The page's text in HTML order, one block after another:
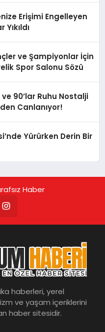
Erişimi Engelleyen
ve Şampiyonlar İçin
Spor Salonu Sözü
ve 90’lar Ruhu Nostalji
Canlanıyor!
Yürürken Derin Bir
Haber
haberleri, yerel
ve yaşam içeriklerini
haber sitesidir.